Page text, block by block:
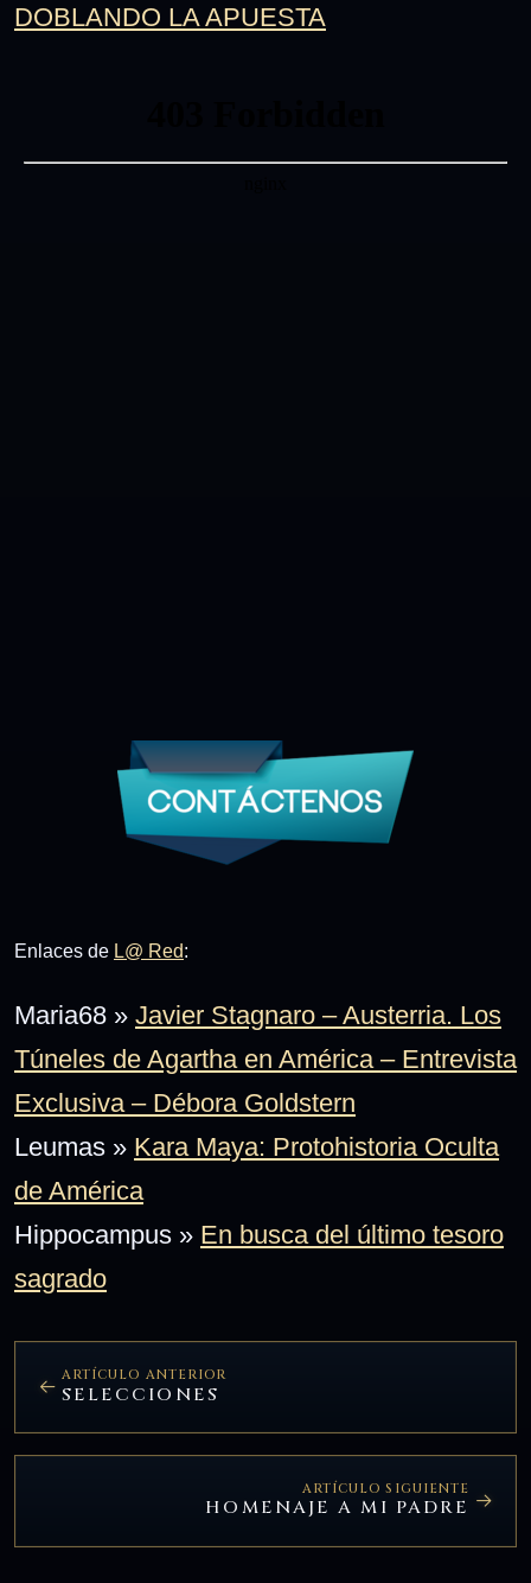
DOBLANDO LA APUESTA
Enlaces de L@ Red:
Maria68 » Javier Stagnaro – Austerria. Los
Túneles de Agartha en América – Entrevista
Exclusiva – Débora Goldstern
Leumas » Kara Maya: Protohistoria Oculta
de América
Hippocampus » En busca del último tesoro
sagrado
ARTÍCULO ANTERIOR
SELECCIONES
ARTÍCULO SIGUIENTE
HOMENAJE A MI PADRE